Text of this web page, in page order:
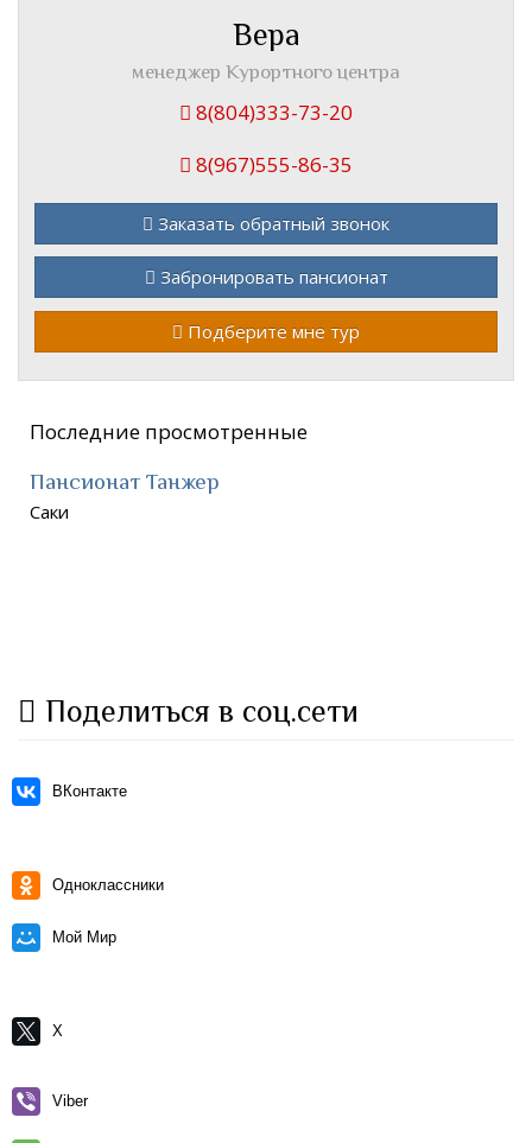
Вера
менеджер Курортного центра
8(804)333-73-20
8(967)555-86-35
Заказать обратный звонок
Забронировать пансионат
Подберите мне тур
Последние просмотренные
Пансионат Танжер
Саки
Поделиться в соц.сети
ВКонтакте
Одноклассники
Мой Мир
X
Viber